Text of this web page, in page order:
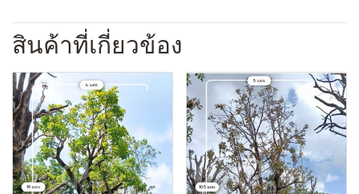
สินค้าที่เกี่ยวข้อง